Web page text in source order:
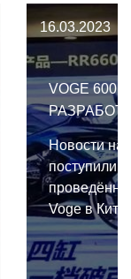
16.03.2023
VOGE 600
Новости на
поступили
Voge в
некоторые